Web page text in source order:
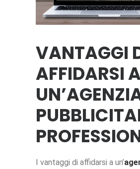
VANTAGGI
AFFIDARSI A
I vantaggi di affidarsi a un’